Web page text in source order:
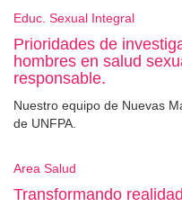
Educ. Sexual Integral
Prioridades de
hombres en salud
responsable.
Nuestro equipo de Nuevas
de UNFPA.
Area Salud
Transformando